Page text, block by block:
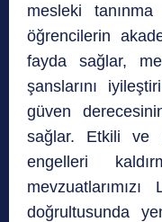
mesleki tanınma
öğrencilerin
fayda sağlar,
şanslarını
güven
sağlar. Etkili ve
engelleri
doğrultusunda